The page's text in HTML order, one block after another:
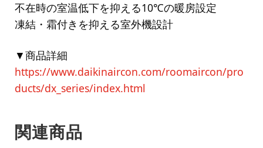
不在時の室温低下を抑える10℃の暖房設定
凍結・霜付きを抑える室外機設計
▼商品詳細
https://www.daikinaircon.com/roomaircon/pro
ducts/dx_series/index.html
関連商品